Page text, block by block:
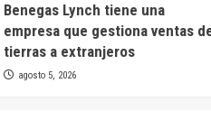
Benegas Lynch tiene una
empresa que gestiona ventas
tierras a extranjeros
agosto 5, 2026